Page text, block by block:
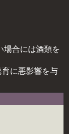
場合には酒類を
に悪影響を与